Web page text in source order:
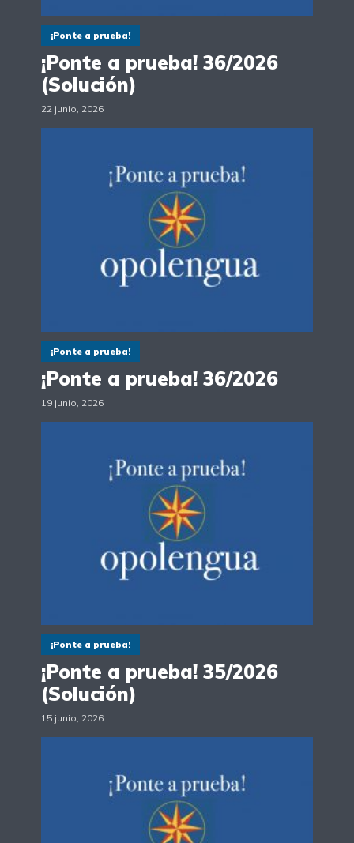
¡Ponte a prueba!
¡Ponte a prueba! 36/2026
(Solución)
22 junio, 2026
¡Ponte a prueba!
¡Ponte a prueba! 36/2026
19 junio, 2026
¡Ponte a prueba!
¡Ponte a prueba! 35/2026
(Solución)
15 junio, 2026